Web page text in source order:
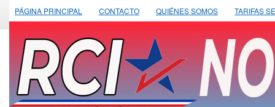
PÁGINA PRINCIPAL CONTACTO QUIÉNES SOMOS TARIFAS